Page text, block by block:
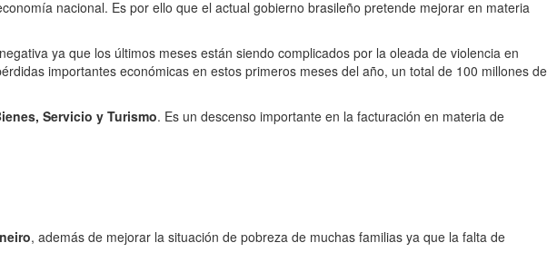
nacional. Es por ello que el actual gobierno brasileño pretende mejorar en materia
ya que los últimos meses están siendo complicados por la oleada de violencia en
importantes económicas en estos primeros meses del año, un total de 100 millones de
Servicio y Turismo. Es un descenso importante en la facturación en materia de
, además de mejorar la situación de pobreza de muchas familias ya que la falta de